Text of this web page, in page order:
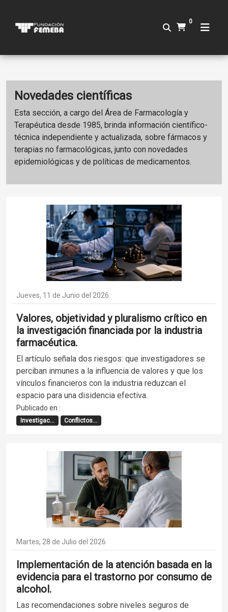
0
Novedades científicas
Esta sección, a cargo del Área de Farmacología y
Terapéutica desde 1985, brinda información científico-
técnica independiente y actualizada, sobre fármacos y
terapias no farmacológicas, junto con novedades
epidemiológicas y de políticas de medicamentos.
Jueves, 11 de Junio del 2026
Valores, objetividad y pluralismo crítico en
la investigación financiada por la industria
farmacéutica.
El artículo señala dos riesgos: que investigadores se
perciban inmunes a la influencia de valores y que los
vínculos financieros con la industria reduzcan el
espacio para una disidencia efectiva.
Publicado en :
Investigac... Conflictos...
Martes, 28 de Julio del 2026
Implementación de la atención basada en la
evidencia para el trastorno por consumo de
alcohol.
Las recomendaciones sobre niveles seguros de